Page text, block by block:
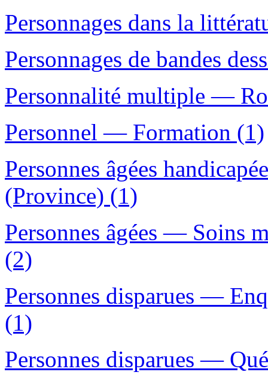
Personnages dans la
Personnages de bandes
Personnalité multiple —
Personnel — Formation (1)
Personnes âgées
(Province) (1)
Personnes âgées — Soins
(2)
Personnes disparues —
(1)
Personnes disparues —